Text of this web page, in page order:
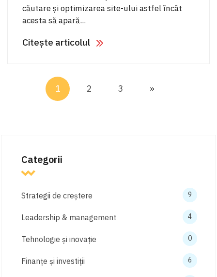
căutare și optimizarea site-ului astfel încât
acesta să apară...
Citește articolul
1 2 3 »
Categorii
Strategii de creștere 9
Leadership & management 4
Tehnologie și inovație 0
Finanțe și investiții 6